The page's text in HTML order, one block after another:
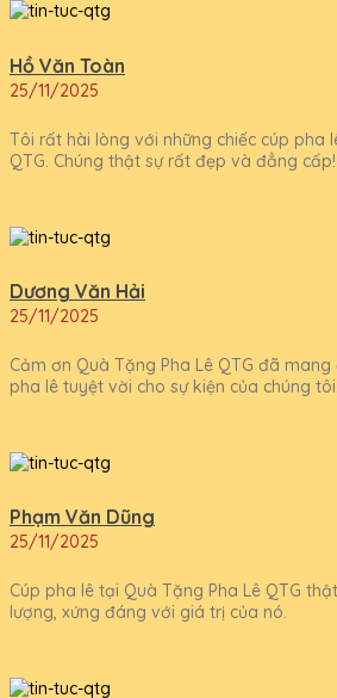
Hồ Văn Toàn
25/11/2025
Tôi rất hài lòng với những chiếc cúp pha
QTG. Chúng thật sự rất đẹp và đẳng cấp!
Dương Văn Hải
25/11/2025
Cảm ơn Quà Tặng Pha Lê QTG đã mang
pha lê tuyệt vời cho sự kiện của chúng tôi.
Phạm Văn Dũng
25/11/2025
Cúp pha lê tại Quà Tặng Pha Lê QTG
lượng, xứng đáng với giá trị của nó.